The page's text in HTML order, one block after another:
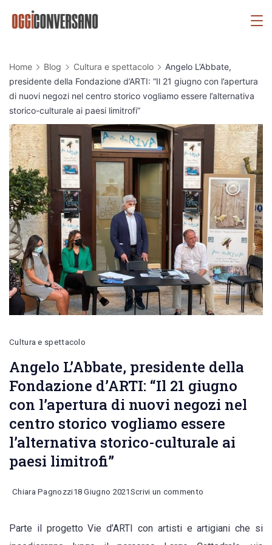
Home Blog Cultura e spettacolo
Angelo L’Abbate,
presidente della Fondazione d’ARTI: “Il 21 giugno con l’apertura
di nuovi negozi nel centro storico vogliamo essere l’alternativa
storico-culturale ai paesi limitrofi”
Cultura e spettacolo
Angelo L’Abbate, presidente della
Fondazione d’ARTI: “Il 21 giugno
con l’apertura di nuovi negozi nel
centro storico vogliamo essere
l’alternativa storico-culturale ai
paesi limitrofi”
Chiara Pagnozzi18 Giugno 2021 Scrivi un commento
L’Abbate,
Parte il progetto Vie d’ARTI con artisti e artigiani che si